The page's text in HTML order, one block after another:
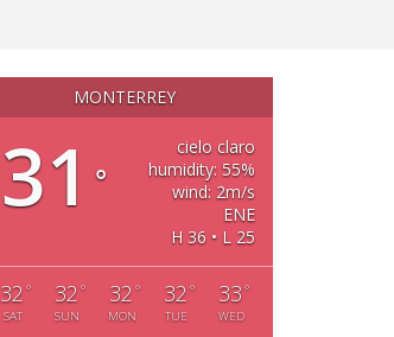
MONTERREY
31 °
cielo claro
humidity: 55%
wind: 2m/s
ENE
H 36 • L 25
32 °
SAT
32 °
SUN
32 °
MON
32 °
TUE
33°
WED